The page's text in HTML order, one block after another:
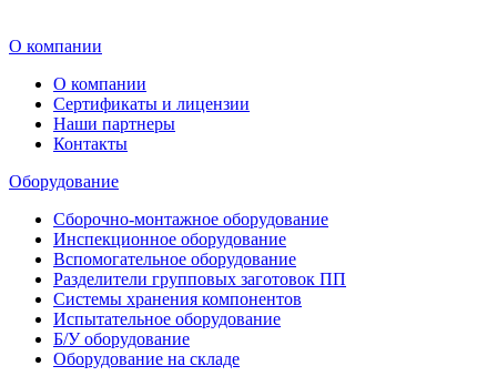
О компании
О компании
Сертификаты и лицензии
Наши партнеры
Контакты
Оборудование
Сборочно-монтажное оборудование
Инспекционное оборудование
Вспомогательное оборудование
Разделители групповых заготовок ПП
Системы хранения компонентов
Испытательное оборудование
Б/У оборудование
Оборудование на складе